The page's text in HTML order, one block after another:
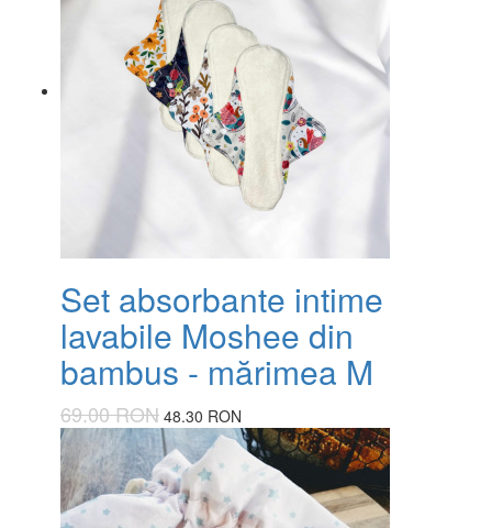
Set absorbante intime
lavabile Moshee din
bambus - mărimea M
69.00 RON 48.30 RON